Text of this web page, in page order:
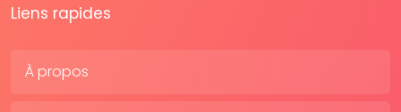
Liens rapides
À propos